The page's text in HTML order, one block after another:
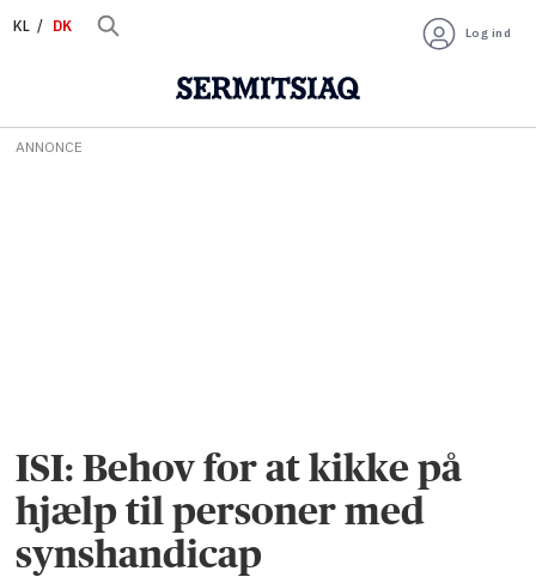
KL DK Log ind
ANNONCE
ISI: Behov for at kikke på
hjælp til personer med
synshandicap